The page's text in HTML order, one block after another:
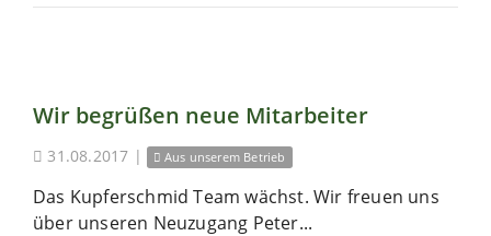
Wir begrüßen neue Mitarbeiter
31.08.2017 | Aus unserem Betrieb
Das Kupferschmid Team wächst. Wir freuen uns
über unseren Neuzugang Peter...